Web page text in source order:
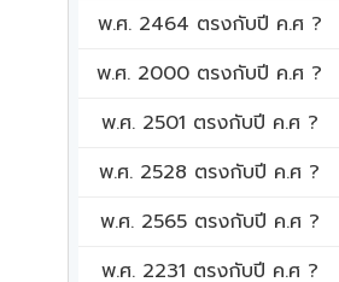
พ.ศ. 2464 ตรงกับปี ค.ศ ?
พ.ศ. 2000 ตรงกับปี ค.ศ ?
พ.ศ. 2501 ตรงกับปี ค.ศ ?
พ.ศ. 2528 ตรงกับปี ค.ศ ?
พ.ศ. 2565 ตรงกับปี ค.ศ ?
พ.ศ. 2231 ตรงกับปี ค.ศ ?